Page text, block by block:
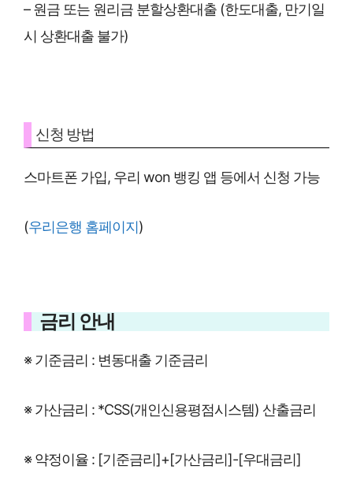
– 원금 또는 원리금 분할상환대출 (한도대출, 만기일
시 상환대출 불가)
신청 방법
스마트폰 가입, 우리 won 뱅킹 앱 등에서 신청 가능
(우리은행 홈페이지)
금리 안내
※ 기준금리 : 변동대출 기준금리
※ 가산금리 : *CSS(개인신용평점시스템) 산출금리
※ 약정이율 : [기준금리]+[가산금리]-[우대금리]